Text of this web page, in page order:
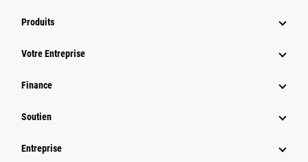
Produits
Votre Entreprise
Finance
Soutien
Entreprise